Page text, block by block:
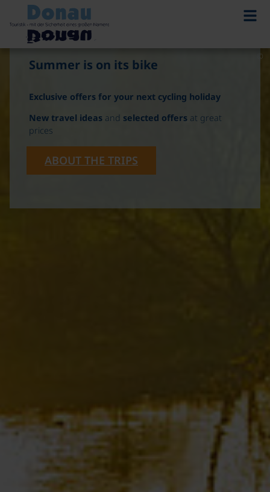
©
Summer is on its bike
Exclusive offers for your next cycling holiday
New travel ideas and selected offers at great
prices
ABOUT THE TRIPS